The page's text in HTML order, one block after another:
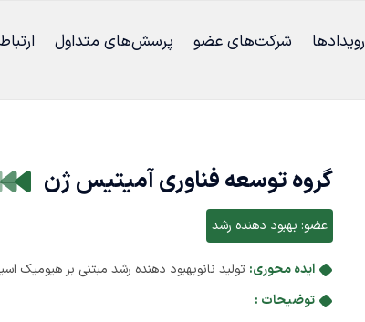
رویدادها شرکت‌های عضو پرسش‌‌های متداول
گروه توسعه فناوری آمیتیس ژن
عضو: بهبود دهنده رشد
ایده محوری: تولید نانوبهبود دهنده رشد مبتنی بر هیومیک
توضیحات :